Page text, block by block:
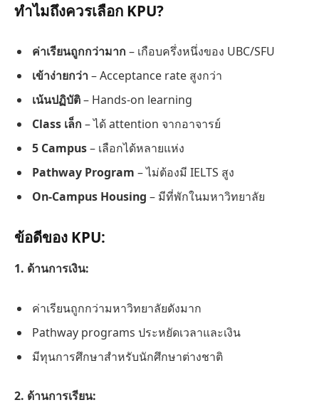
ทำไมถึงควรเลือก KPU?
ค่าเรียนถูกกว่ามาก – เกือบครึ่งหนึ่งของ UBC/SFU
เข้าง่ายกว่า – Acceptance rate สูงกว่า
เน้นปฏิบัติ– Hands-on learning
Class เล็ก – ได้ attention จากอาจารย์
5 Campus– เลือกได้หลายแห่ง
Pathway Program – ไม่ต้องมี IELTS สูง
On-Campus Housing – มีที่พักในมหาวิทยาลัย
ข้อดีของ KPU:
1. ด้านการเงิน:
ค่าเรียนถูกกว่ามหาวิทยาลัยดังมาก
Pathway programs ประหยัดเวลาและเงิน
มีทุนการศึกษาสำหรับนักศึกษาต่างชาติ
2. ด้านการเรียน: